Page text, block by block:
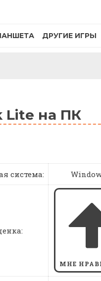
ДРУГИЕ ИГРЫ
Lite на ПК
система:
МНЕ